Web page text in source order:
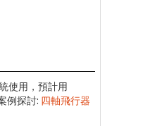
使用，預計用
例探討: 四軸飛行器